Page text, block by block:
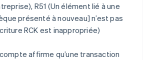
R51 (Un élément lié à une
présenté à nouveau] n’est pas
RCK est inappropriée)
affirme qu’une transaction